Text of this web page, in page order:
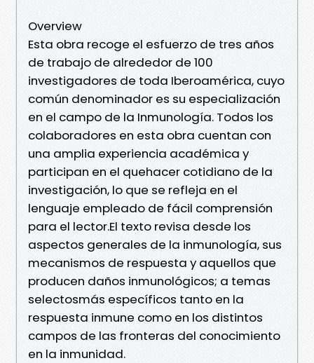
Overview
Esta obra recoge el esfuerzo de tres años
de trabajo de alrededor de 100
investigadores de toda Iberoamérica, cuyo
común denominador es su especialización
en el campo de la Inmunología. Todos los
colaboradores en esta obra cuentan con
una amplia experiencia académica y
participan en el quehacer cotidiano de la
investigación, lo que se refleja en el
lenguaje empleado de fácil comprensión
para el lector.El texto revisa desde los
aspectos generales de la inmunología, sus
mecanismos de respuesta y aquellos que
producen daños inmunológicos; a temas
selectosmás específicos tanto en la
respuesta inmune como en los distintos
campos de las fronteras del conocimiento
en la inmunidad.